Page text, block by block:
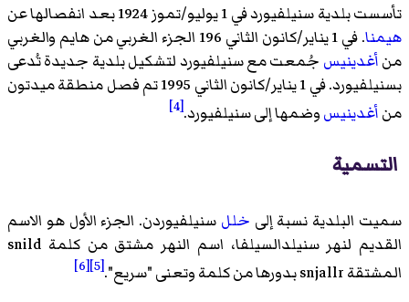
تأسست بلدية سنيلفيورد في 1 يوليو/تموز 1924 بعد انفصالها عن
هيمنا
. في 1 يناير/كانون الثاني 196 الجزء الغربي من هايم والغربي
منأغدينيس جُمعت مع سنيلفيورد لتشكيل بلدية جديدة تُدعى
بسنيلفيورد. في 1 يناير/كانون الثاني 1995 تم فصل منطقة ميدتون
منأغدينيسوضمها إلى سنيلفيورد.[4]
التسمية
سميت البلدية نسبة إلى خلل سنيلفيوردن. الجزء الأول هو الاسم
القديم لنهر سنيلدالسيلفا، اسم النهر مشتق من كلمة snild
المشتقة snjallr بدورها من كلمة وتعنى "سريع".
[5]
[6]